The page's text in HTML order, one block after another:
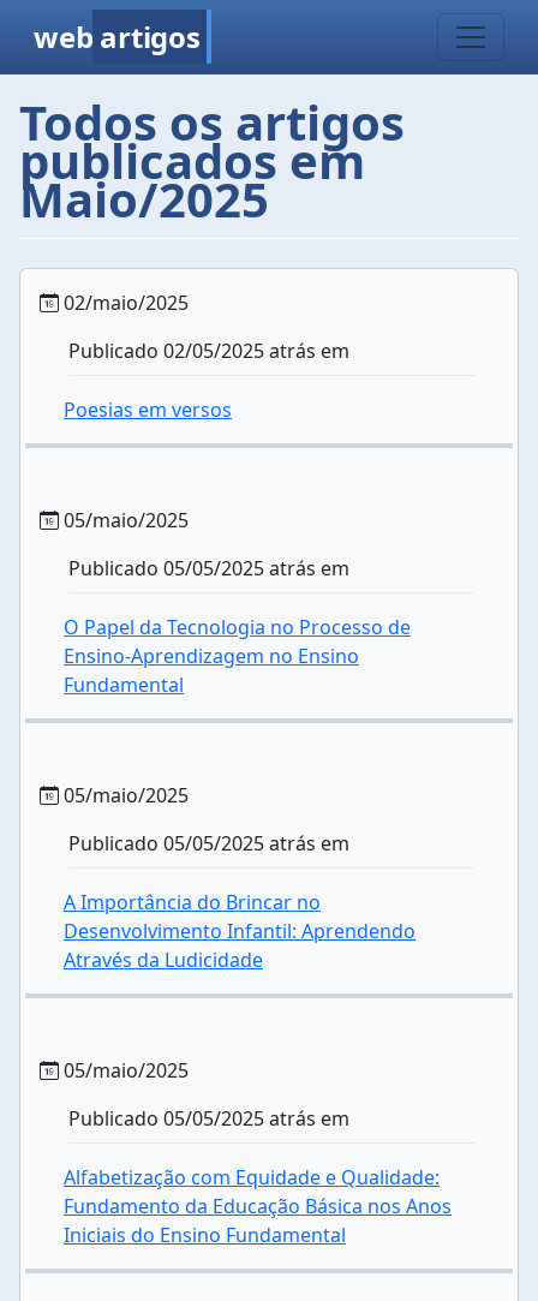
web artigos
Todos os artigos
publicados em
Maio/2025
02/maio/2025
Publicado 02/05/2025 atrás em
Poesias em versos
05/maio/2025
Publicado 05/05/2025 atrás em
O Papel da Tecnologia no Processo de
Ensino-Aprendizagem no Ensino
Fundamental
05/maio/2025
Publicado 05/05/2025 atrás em
A Importância do Brincar no
Desenvolvimento Infantil: Aprendendo
Através da Ludicidade
05/maio/2025
Publicado 05/05/2025 atrás em
Alfabetização com Equidade e Qualidade:
Fundamento da Educação Básica nos Anos
Iniciais do Ensino Fundamental